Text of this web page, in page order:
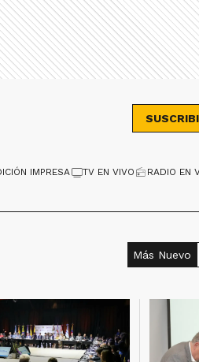
IMPRESA TV EN VIVO RADIO EN
Más Nuevo